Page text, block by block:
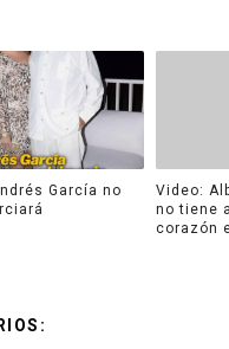
García no
Video:
no tiene
corazón